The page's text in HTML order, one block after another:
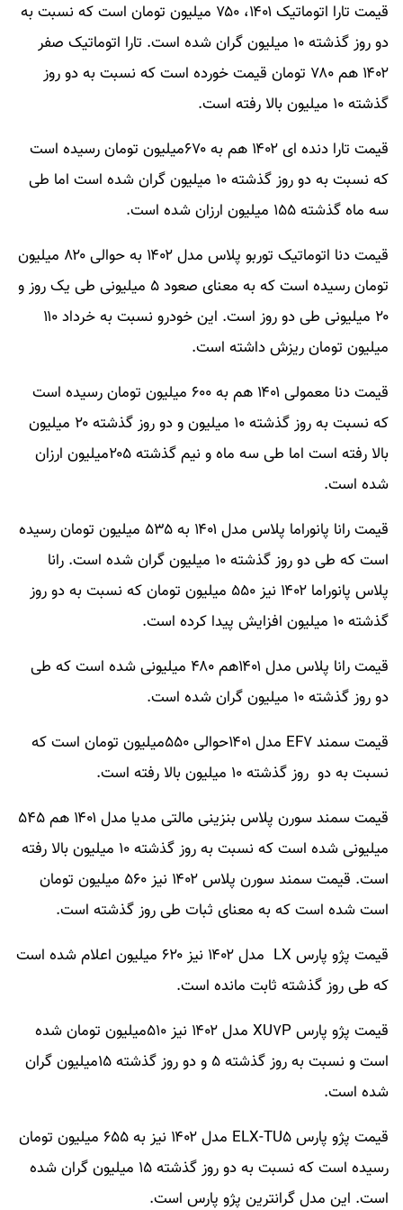
قیمت تارا اتوماتیک ۱۴۰۱، ۷۵۰ میلیون تومان است که نسبت به
دو روز گذشته ۱۰ میلیون گران شده است. تارا اتوماتیک صفر
۱۴۰۲ هم ۷۸۰ تومان قیمت خورده است که نسبت به دو روز
گذشته ۱۰ میلیون بالا رفته است.
قیمت تارا دنده ای ۱۴۰۲ هم به ۶۷۰میلیون تومان رسیده است
که نسبت به دو روز گذشته ۱۰ میلیون گران شده است اما طی
سه ماه گذشته ۱۵۵ میلیون ارزان شده است.
قیمت دنا اتوماتیک توربو پلاس مدل ۱۴۰۲ به حوالی ۸۲۰ میلیون
تومان رسیده است که به معنای صعود ۵ میلیونی طی یک روز و
۲۰ میلیونی طی دو روز است. این خودرو نسبت به خرداد ۱۱۰
میلیون تومان ریزش داشته است.
قیمت دنا معمولی ۱۴۰۱ هم به ۶۰۰ میلیون تومان رسیده است
که نسبت به روز گذشته ۱۰ میلیون و دو روز گذشته ۲۰ میلیون
بالا رفته است اما طی سه ماه و نیم گذشته ۲۰۵میلیون ارزان
شده است.
قیمت رانا پانوراما پلاس مدل ۱۴۰۱ به ۵۳۵ میلیون تومان رسیده
است که طی دو روز گذشته ۱۰ میلیون گران شده است. رانا
پلاس پانوراما ۱۴۰۲ نیز ۵۵۰ میلیون تومان که نسبت به دو روز
گذشته ۱۰ میلیون افزایش پیدا کرده است.
قیمت رانا پلاس مدل ۱۴۰۱هم ۴۸۰ میلیونی شده است که طی
دو روز گذشته ۱۰ میلیون گران شده است.
قیمت سمند EF۷ مدل ۱۴۰۱حوالی ۵۵۰میلیون تومان است که
نسبت به دو روز گذشته ۱۰ میلیون بالا رفته است.
قیمت سمند سورن پلاس بنزینی مالتی مدیا مدل ۱۴۰۱ هم ۵۴۵
میلیونی شده است که نسبت به روز گذشته ۱۰ میلیون بالا رفته
است. قیمت سمند سورن پلاس ۱۴۰۲ نیز ۵۶۰ میلیون تومان
است شده است که به معنای ثبات طی روز گذشته است.
قیمت پژو پارس LX مدل ۱۴۰۲ نیز ۶۲۰ میلیون اعلام شده است
که طی روز گذشته ثابت مانده است.
قیمت پژو پارس XU۷P مدل ۱۴۰۲ نیز ۵۱۰میلیون تومان شده
است و نسبت به روز گذشته ۵ و دو روز گذشته ۱۵میلیون گران
شده است.
قیمت پژو پارس ELX-TU۵ مدل ۱۴۰۲ نیز به ۶۵۵ میلیون تومان
رسیده است که نسبت به دو روز گذشته ۱۵ میلیون گران شده
است. این مدل گرانترین پژو پارس است.